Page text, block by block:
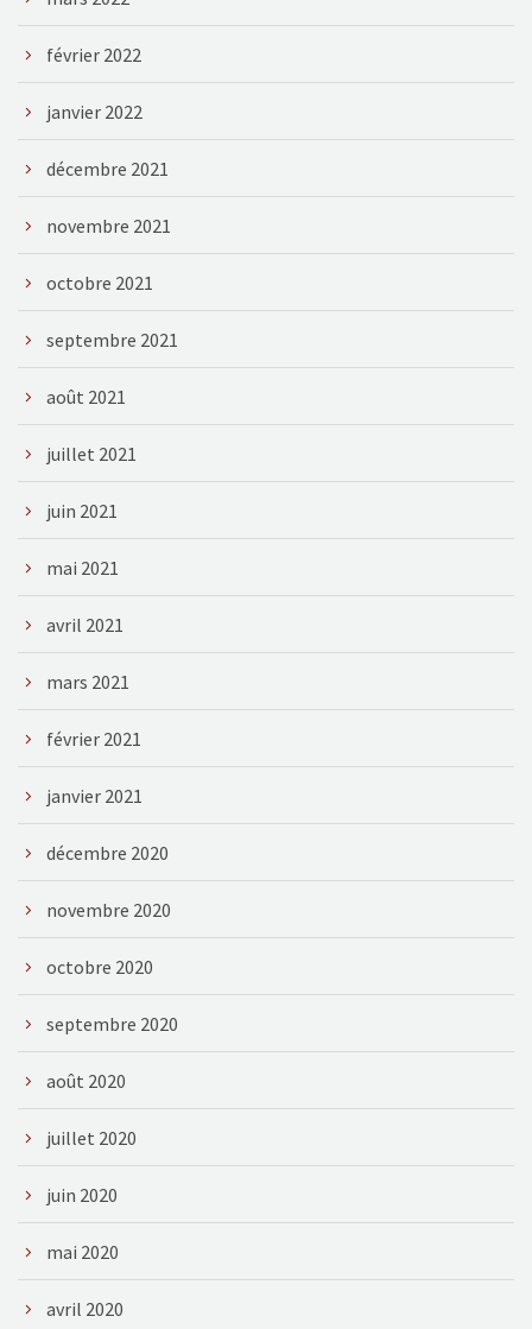
février 2022
janvier 2022
décembre 2021
novembre 2021
octobre 2021
septembre 2021
août 2021
juillet 2021
juin 2021
mai 2021
avril 2021
mars 2021
février 2021
janvier 2021
décembre 2020
novembre 2020
octobre 2020
septembre 2020
août 2020
juillet 2020
juin 2020
mai 2020
avril 2020